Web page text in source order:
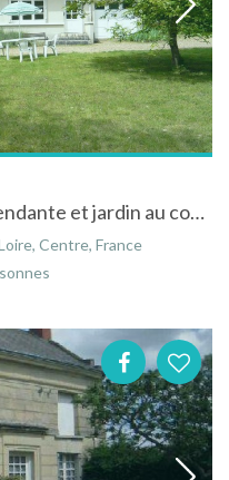
Azay le Rideau Maison indépendante et jardin au coeur des châteaux de la Loire
Centre, France